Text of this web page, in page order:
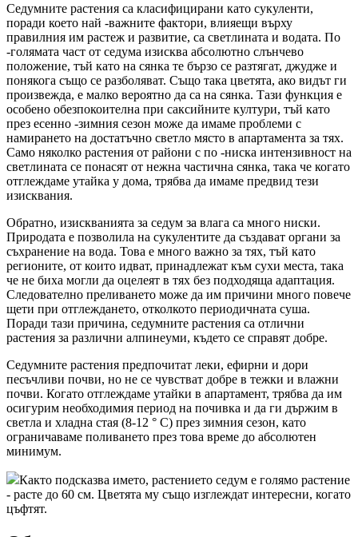
Седумните растения са класифицирани като сукуленти,
поради което най -важните фактори, влияещи върху
правилния им растеж и развитие, са светлината и водата. По
-голямата част от седума изисква абсолютно слънчево
положение, тъй като на сянка те бързо се разтягат, джудже и
понякога също се разболяват. Също така цветята, ако видът ги
произвежда, е малко вероятно да са на сянка. Тази функция е
особено обезпокоителна при саксийните култури, тъй като
през есенно -зимния сезон може да имаме проблеми с
намирането на достатъчно светло място в апартамента за тях.
Само няколко растения от райони с по -ниска интензивност на
светлината се понасят от нежна частична сянка, така че когато
отглеждаме утайка у дома, трябва да имаме предвид тези
изисквания.
Обратно, изискванията за седум за влага са много ниски.
Природата е позволила на сукулентите да създават органи за
съхранение на вода. Това е много важно за тях, тъй като
регионите, от които идват, принадлежат към сухи места, така
че не биха могли да оцелеят в тях без подходяща адаптация.
Следователно преливането може да им причини много повече
щети при отглеждането, отколкото периодичната суша.
Поради тази причина, седумните растения са отлични
растения за различни алпинеуми, където се справят добре.
Седумните растения предпочитат леки, ефирни и дори
песъчливи почви, но не се чувстват добре в тежки и влажни
почви. Когато отглеждаме утайки в апартамент, трябва да им
осигурим необходимия период на почивка и да ги държим в
светла и хладна стая (8-12 ° C) през зимния сезон, като
ограничаваме поливането през това време до абсолютен
минимум.
Както подсказва името, растението седум е голямо растение
- расте до 60 см. Цветята му също изглеждат интересни, когато
цъфтят.